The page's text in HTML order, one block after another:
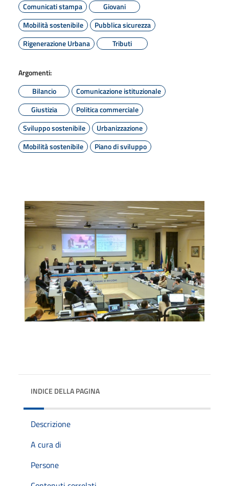
Comunicati stampa
Giovani
Mobilità sostenibile
Pubblica sicurezza
Rigenerazione Urbana
Tributi
Argomenti:
Bilancio
Comunicazione istituzionale
Giustizia
Politica commerciale
Sviluppo sostenibile
Urbanizzazione
Mobilità sostenibile
Piano di sviluppo
INDICE DELLA PAGINA
Descrizione
A cura di
Persone